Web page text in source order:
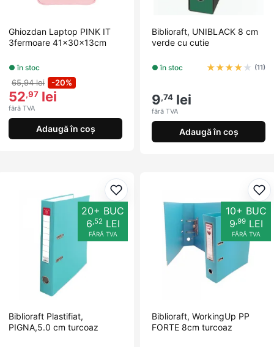
Ghiozdan Laptop PINK IT
3fermoare 41x30x13cm
● în stoc
65,94 lei -20%
52,97 lei
fără TVA
Adaugă în coș
Biblioraft, UNIBLACK 8 cm
verde cu cutie
● în stoc ★★★★ ★ (11)
9,74 lei
fără TVA
Adaugă în coș
Adaugă la favorite
20+ BUC
6,52LEI
FĂRĂ TVA
Biblioraft Plastifiat,
PIGNA,5.0 cm turcoaz
10+ BUC
9,99LEI
FĂRĂ TVA
Biblioraft, WorkingUp PP
FORTE 8cm turcoaz